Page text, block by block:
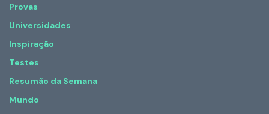
Provas
Universidades
Inspiração
Testes
Resumão da Semana
Mundo